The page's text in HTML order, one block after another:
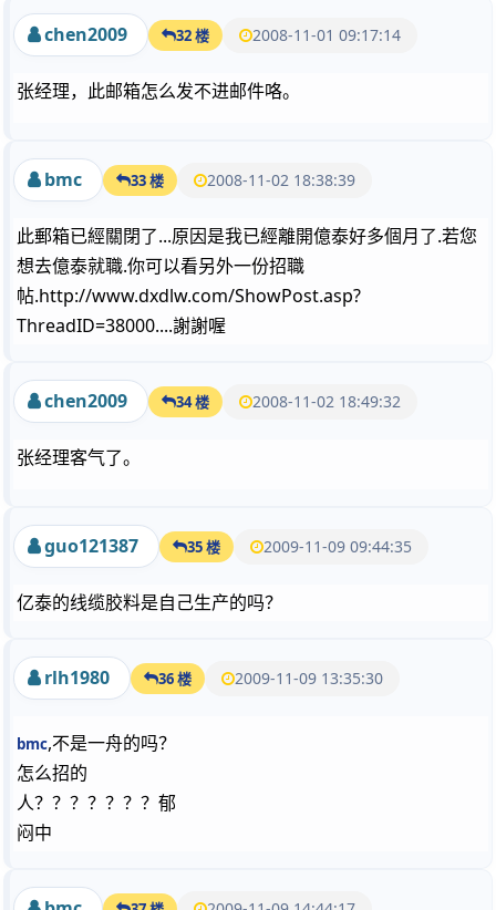
chen2009 32 楼 2008-11-01 09:17:14
张经理，此邮箱怎么发不进邮件咯。
bmc 33 楼 2008-11-02 18:38:39
此郵箱已經關閉了...原因是我已經離開億泰好多個月了.若您
想去億泰就職.你可以看另外一份招職
帖.http://www.dxdlw.com/ShowPost.asp?
ThreadID=38000....謝謝喔
chen2009 34 楼 2008-11-02 18:49:32
张经理客气了。
guo121387 35 楼 2009-11-09 09:44:35
亿泰的线缆胶料是自己生产的吗？
rlh1980 36 楼 2009-11-09 13:35:30
bmc,不是一舟的吗？
怎么招的
人？？？？？？？郁
闷中